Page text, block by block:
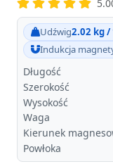
Udźwig2.02 kg /
Indukcja
Długość
Szerokość
Wysokość
Waga
Kierunek
Powłoka